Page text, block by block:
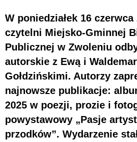
W poniedziałek 16
czytelni Miejsko-Gminnej
Publicznej w Zwoleniu
autorskie z Ewą i
Gołdzińskimi. Autorzy
najnowsze publikacje:
2025 w poezji, prozie i
powystawowy „Pasje
przodków”. Wydarzenie